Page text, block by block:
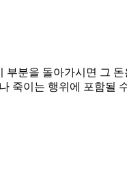
분을 돌아가시면 그
죽이는 행위에 포함될